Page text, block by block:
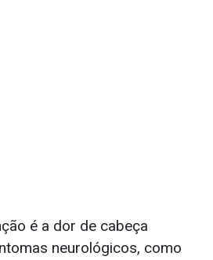
é a dor de cabeça
neurológicos, como